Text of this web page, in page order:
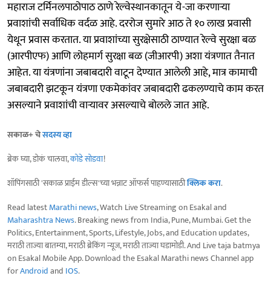
महाराज टर्मिनलपाठोपाठ ठाणे रेल्वेस्थानकातून ये-जा करणाऱ्या
प्रवाशांची सर्वाधिक वर्दळ आहे. दररोज सुमारे आठ ते १० लाख प्रवासी
येथून प्रवास करतात. या प्रवाशांच्या सुरक्षेसाठी ठाण्यात रेल्वे सुरक्षा बळ
(आरपीएफ) आणि लोहमार्ग सुरक्षा बळ (जीआरपी) अशा यंत्रणात तैनात
आहेत. या यंत्रणांना जबाबदारी वाटून देण्यात आलेली आहे, मात्र कामाची
जबाबदारी झटकून यंत्रणा एकमेकांवर जबाबदारी ढकलण्याचे काम करत
असल्याने प्रवाशांची वाऱ्यावर असल्याचे बोलले जात आहे.
सकाळ+ चेसदस्य व्हा
ब्रेक घ्या, डोकं चालवा,कोडे सोडवा!
शॉपिंगसाठी 'सकाळ प्राईम डील्स'च्या भन्नाट ऑफर्स पाहण्यासाठीक्लिक करा.
Read latestMarathi news, Watch Live Streaming on Esakal and
Maharashtra News. Breaking news from India, Pune, Mumbai. Get the
Politics, Entertainment, Sports, Lifestyle, Jobs, and Education updates,
मराठी ताज्या बातम्या, मराठी ब्रेकिंग न्यूज, मराठी ताज्या घडामोडी. And Live taja batmya
on Esakal Mobile App. Download the Esakal Marathi news Channel app
forAndroidand IOS.